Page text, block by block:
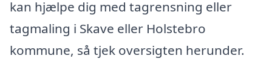
kan hjælpe dig med tagrensning eller
tagmaling i Skave eller Holstebro
kommune, så tjek oversigten herunder.